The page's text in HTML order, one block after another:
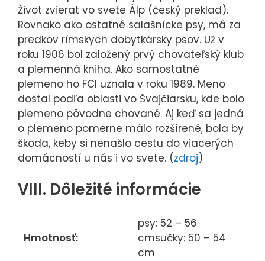
Život zvierat vo svete Álp (český preklad).
Rovnako ako ostatné salašnícke psy, má za
predkov rímskych dobytkársky psov. Už v
roku 1906 bol založený prvý chovateľský klub
a plemenná kniha. Ako samostatné
plemeno ho FCI uznala v roku 1989. Meno
dostal podľa oblasti vo Švajčiarsku, kde bolo
plemeno pôvodne chované. Aj keď sa jedná
o plemeno pomerne málo rozšírené, bola by
škoda, keby si nenašlo cestu do viacerých
domácností u nás i vo svete. (zdroj)
VIII. Dôležité informácie
Hmotnosť:
psy: 52 – 56
cmsučky: 50 – 54
cm